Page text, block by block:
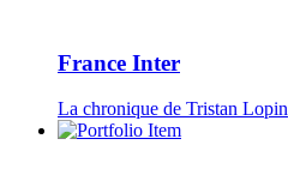
France Inter
La chronique de Tristan Lopin